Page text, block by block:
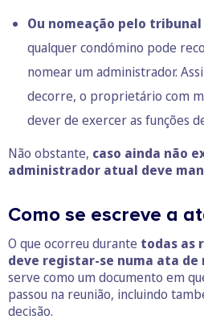
Ou nomeação pelo tribunal
qualquer condómino pode
nomear um administrador.
decorre, o proprietário com
dever de exercer as funções
Não obstante, caso ainda não
administrador atual deve
Como se escreve a
O que ocorreu durante todas as
deve registar-se numa ata de
serve como um documento em
passou na reunião, incluindo
decisão.